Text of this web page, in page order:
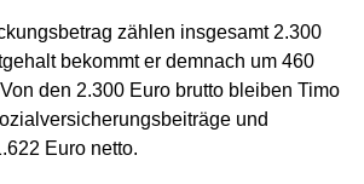
zählen insgesamt 2.300
bekommt er demnach um 460
den 2.300 Euro brutto bleiben Timo
und
Euro netto.